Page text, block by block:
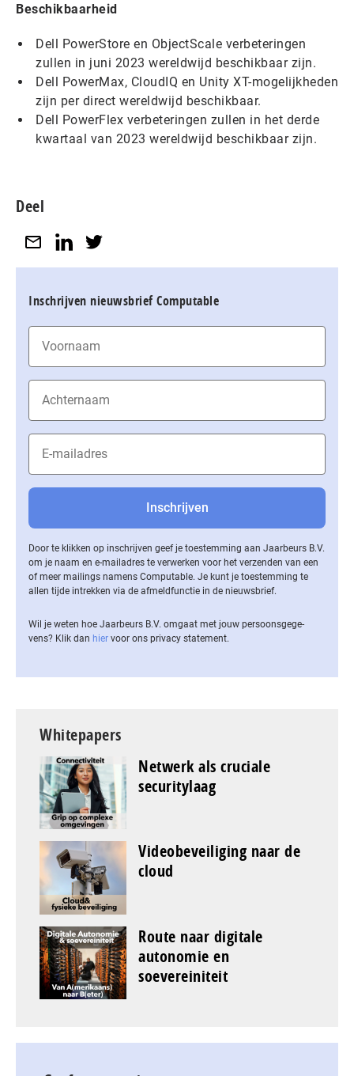
Beschikbaarheid
Dell PowerStore en ObjectScale verbeteringen
zullen in juni 2023 wereldwijd beschikbaar zijn.
Dell PowerMax, CloudIQ en Unity XT-mogelijkheden
zijn per direct wereldwijd beschikbaar.
Dell PowerFlex verbeteringen zullen in het derde
kwartaal van 2023 wereldwijd beschikbaar zijn.
Deel
Inschrijven nieuwsbrief Computable
Door te klikken op inschrijven geef je toestemming aan Jaarbeurs B.V.
om je naam en e-mailadres te verwerken voor het verzenden van een
of meer mailings namens Computable. Je kunt je toestemming te
allen tijde intrekken via de af­meld­func­tie in de nieuwsbrief.
Wil je weten hoe Jaarbeurs B.V. omgaat met jouw per­soons­ge­ge­
vens? Klik dan hier voor ons privacy statement.
Whitepapers
Netwerk als cruciale
securitylaag
Videobeveiliging naar de
cloud
Route naar digitale
autonomie en
soevereiniteit